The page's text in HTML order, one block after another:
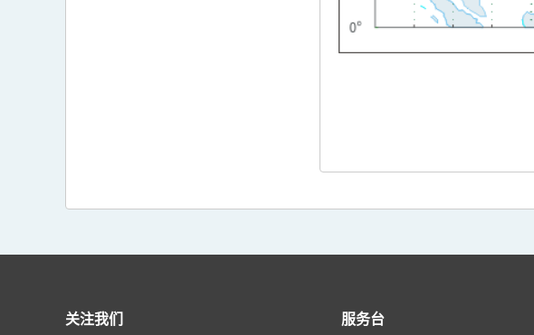
关注我们 服务台